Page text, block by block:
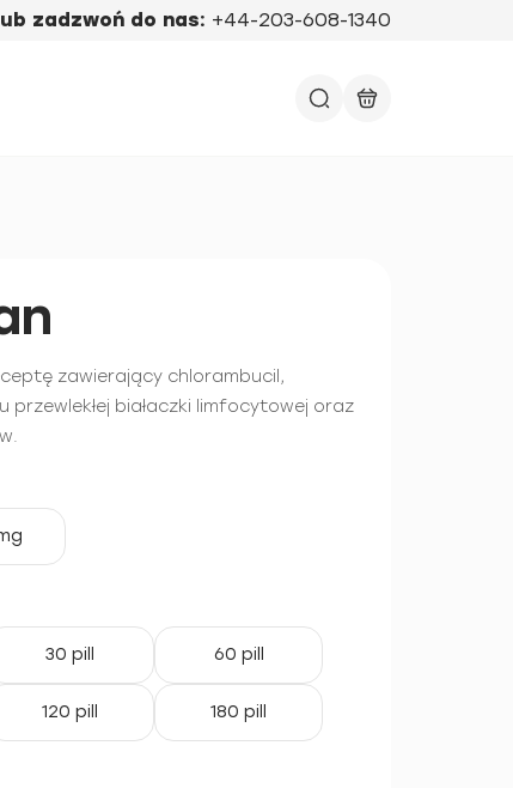
zadzwoń do nas: +44-203-608-1340
zawierający chlorambucil,
przewlekłej białaczki limfocytowej oraz
30 pill 60 pill
120 pill 180 pill